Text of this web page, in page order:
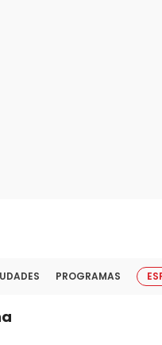
PROGRAMAS